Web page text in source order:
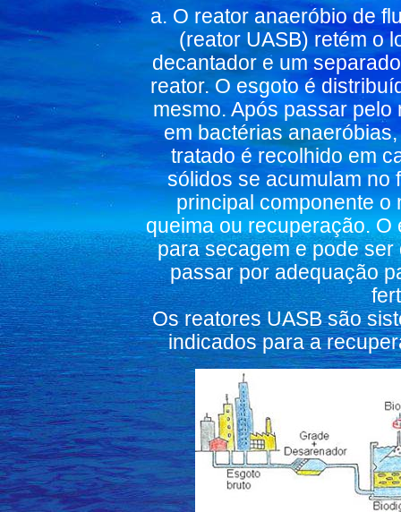
a. O reator anaeróbio de
(reator UASB) retém o
decantador e um
reator. O esgoto é
mesmo. Após passar
em bactérias
tratado é recolhido em
sólidos se acumulam no
principal componente o
queima ou recuperação.
para secagem e pode
passar por adequação
Os reatores UASB são
indicados para a